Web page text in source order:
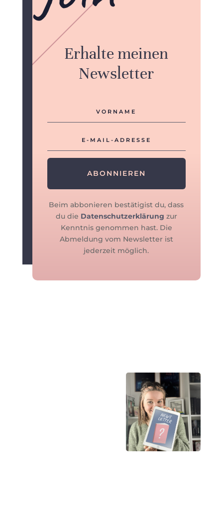
Erhalte meinen
Newsletter
ABONNIEREN
Beim abbonieren bestätigist du, dass
du die Datenschutzerklärung zur
Kenntnis genommen hast. Die
Abmeldung vom Newsletter ist
jederzeit möglich.